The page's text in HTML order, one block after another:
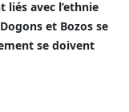
liés avec l’ethnie
et Bozos se
se doivent